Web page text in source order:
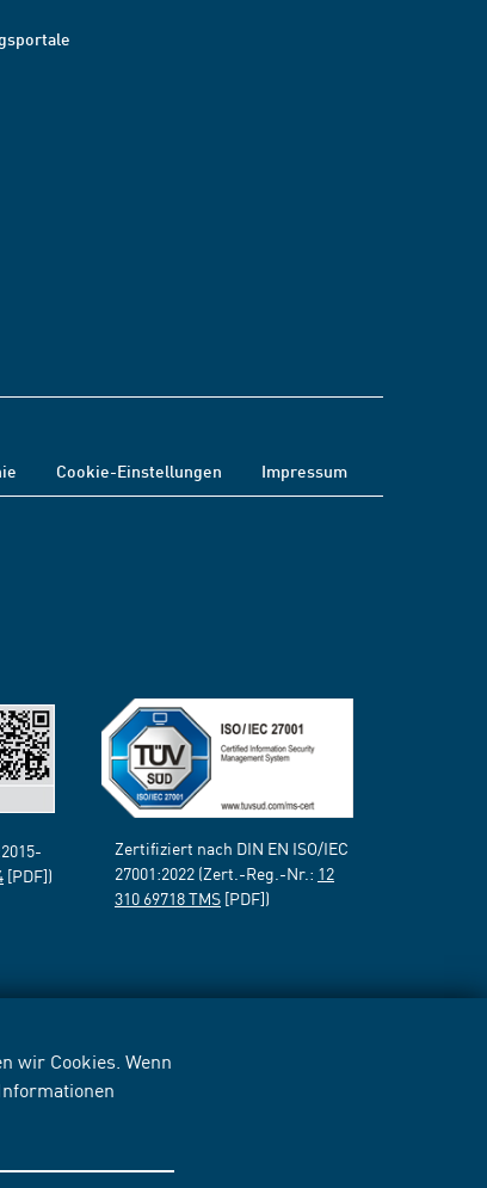
wir Cookies. Wenn
Cookie-Einstellungen Impressum
[PDF])
Zertifiziert nach DIN EN ISO/IEC
27001:2022 (Zert.-Reg.-Nr.: 12
310 69718 TMS [PDF])